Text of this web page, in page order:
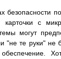
безопасности
карточки с
могут
"не те руки" не